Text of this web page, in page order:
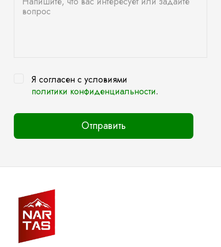
Я согласен с условиями
политики конфиденциальности.
Отправить